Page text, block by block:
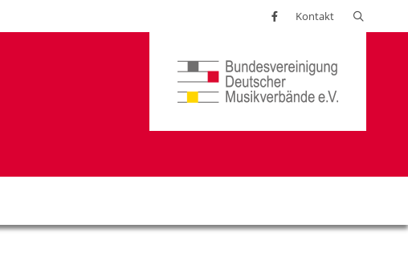
Kontakt